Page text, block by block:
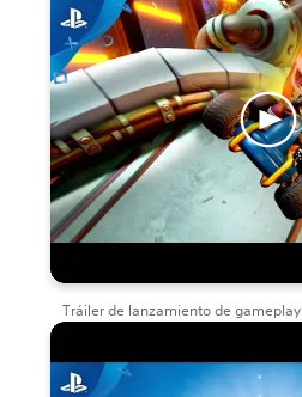
Tráiler de lanzamiento de gameplay